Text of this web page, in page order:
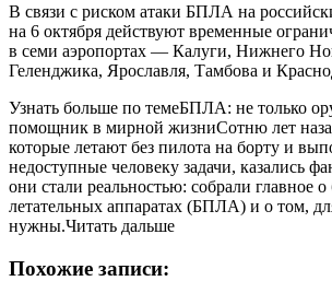
В связи с риском атаки БПЛА на
на 6 октября действуют временные
в семи аэропортах — Калуги, Нижнего
Геленджика, Ярославля, Тамбова и
Узнать больше по темеБПЛА: не только
помощник в мирной жизниСотню лет
которые летают без пилота на борту и
недоступные человеку задачи, казались
они стали реальностью: собрали главное
летательных аппаратах (БПЛА) и о том,
нужны.Читать дальше
Похожие записи: